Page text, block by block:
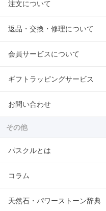
注文について
返品・交換・修理について
会員サービスについて
ギフトラッピングサービス
お問い合わせ
その他
パスクルとは
コラム
天然石・パワーストーン辞典